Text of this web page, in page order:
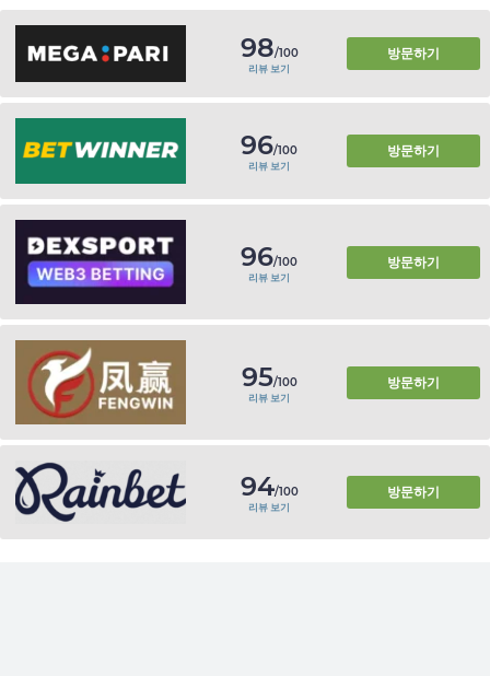
98/100
리뷰 보기
방문하기
96/100
리뷰 보기
방문하기
96/100
리뷰 보기
방문하기
95/100
리뷰 보기
방문하기
94/100
리뷰 보기
방문하기